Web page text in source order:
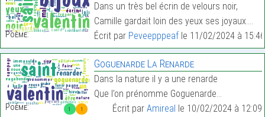
Poème:
Dans un très bel écrin de velours noir,
Camille gardait loin des yeux ses joyaux.…
Écrit par Peveepppeafle 11/02/2024 à 15:46
1 1
Poème:
Goguenarde La Renarde
Dans la nature il y a une renarde
Que l’on prénomme Goguenarde…
Écrit par Amireal le 10/02/2024 à 12:09